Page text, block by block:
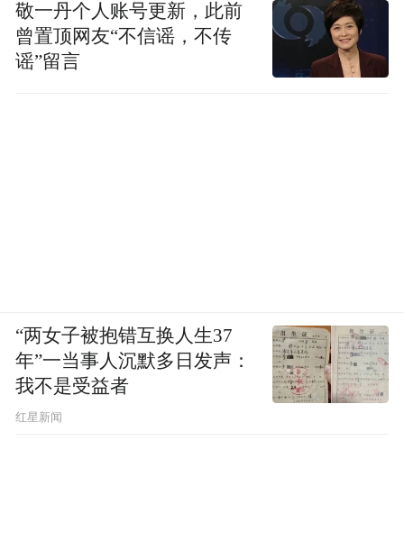
敬一丹个人账号更新，此前
曾置顶网友“不信谣，不传
谣”留言
“两女子被抱错互换人生37
年”一当事人沉默多日发声：
我不是受益者
红星新闻